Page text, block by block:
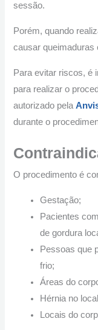
sessão.
Porém, quando
causar queimaduras
Para evitar riscos, é
para realizar o
autorizado pela
durante o
O procedimento é
Gestação;
Pacientes
de gordura
Pessoas que
frio;
Áreas do
Hérnia no
Locais do